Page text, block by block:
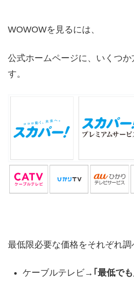
WOWOWを見るには、
公式ホームページに、いくつか
す。
最低限必要な価格をそれぞれ調
ケーブルテレビ→ ｢最低で